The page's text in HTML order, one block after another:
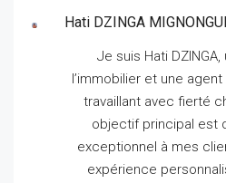
Hati DZINGA MIGNONGUI
Je suis Hati
l’immobilier et une
travaillant avec fierté
objectif principal est
exceptionnel à mes
expérience